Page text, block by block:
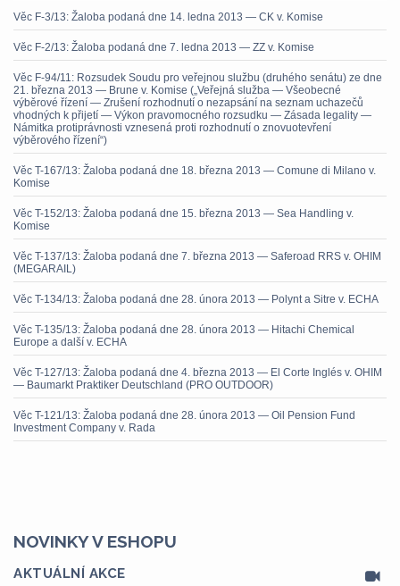
Věc F-3/13: Žaloba podaná dne 14. ledna 2013 — CK v. Komise
Věc F-2/13: Žaloba podaná dne 7. ledna 2013 — ZZ v. Komise
Věc F-94/11: Rozsudek Soudu pro veřejnou službu (druhého senátu) ze dne
21. března 2013 — Brune v. Komise („Veřejná služba — Všeobecné
výběrové řízení — Zrušení rozhodnutí o nezapsání na seznam uchazečů
vhodných k přijetí — Výkon pravomocného rozsudku — Zásada legality —
Námitka protiprávnosti vznesená proti rozhodnutí o znovuotevření
výběrového řízení“)
Věc T-167/13: Žaloba podaná dne 18. března 2013 — Comune di Milano v.
Komise
Věc T-152/13: Žaloba podaná dne 15. března 2013 — Sea Handling v.
Komise
Věc T-137/13: Žaloba podaná dne 7. března 2013 — Saferoad RRS v. OHIM
(MEGARAIL)
Věc T-134/13: Žaloba podaná dne 28. února 2013 — Polynt a Sitre v. ECHA
Věc T-135/13: Žaloba podaná dne 28. února 2013 — Hitachi Chemical
Europe a další v. ECHA
Věc T-127/13: Žaloba podaná dne 4. března 2013 — El Corte Inglés v. OHIM
— Baumarkt Praktiker Deutschland (PRO OUTDOOR)
Věc T-121/13: Žaloba podaná dne 28. února 2013 — Oil Pension Fund
Investment Company v. Rada
NOVINKY V ESHOPU
AKTUÁLNÍ AKCE